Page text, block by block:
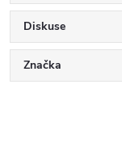
Diskuse
Značka